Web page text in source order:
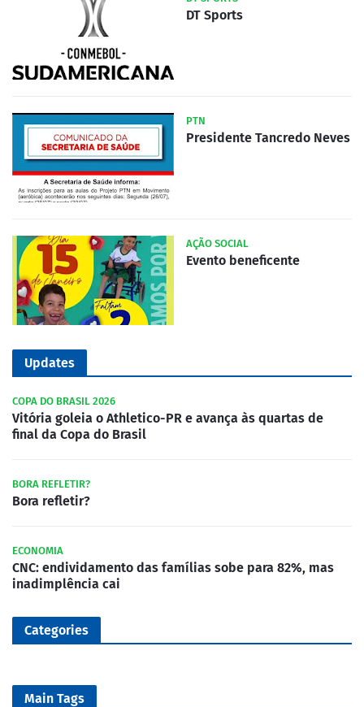
DT Sports
PTN
Presidente Tancredo Neves
AÇÃO SOCIAL
Evento beneficente
Updates
COPA DO BRASIL 2026
Vitória goleia o Athletico-PR e avança às quartas de
final da Copa do Brasil
BORA REFLETIR?
Bora refletir?
ECONOMIA
CNC: endividamento das famílias sobe para 82%, mas
inadimplência cai
Categories
Main Tags